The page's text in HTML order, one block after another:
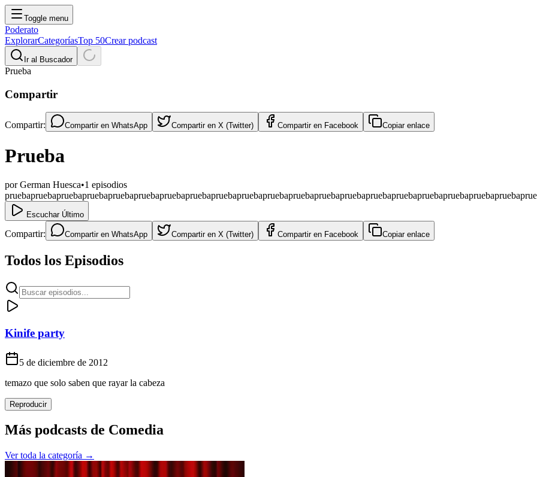
Toggle menu
Poderato
ExplorarCategoríasTop 50Crear podcast
Ir al Buscador
Prueba
Compartir
Compartir: Compartir en WhatsApp Compartir en X (Twitter) Compartir en Facebook Copiar enlace
Prueba
porGerman Huesca•1 episodios
Escuchar Último
Compartir: Compartir en WhatsApp Compartir en X (Twitter) Compartir en Facebook Copiar enlace
Todos los Episodios
Kinife party
5 de diciembre de 2012
temazo que solo saben que rayar la cabeza
Reproducir
Más podcasts de Comedia
Ver toda la categoría →